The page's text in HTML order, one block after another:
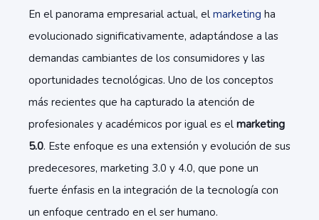
En el panorama empresarial actual, el marketing ha
evolucionado significativamente, adaptándose a las
demandas cambiantes de los consumidores y las
oportunidades tecnológicas. Uno de los conceptos
más recientes que ha capturado la atención de
profesionales y académicos por igual es el marketing
5.0. Este enfoque es una extensión y evolución de sus
predecesores, marketing 3.0 y 4.0, que pone un
fuerte énfasis en la integración de la tecnología con
un enfoque centrado en el ser humano.